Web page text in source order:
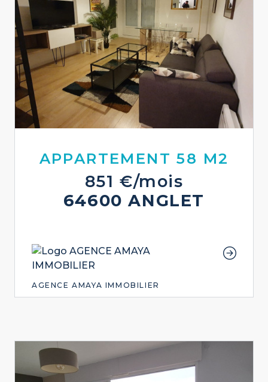
APPARTEMENT 58 M2
851 €/mois
64600 ANGLET
AGENCE AMAYA IMMOBILIER